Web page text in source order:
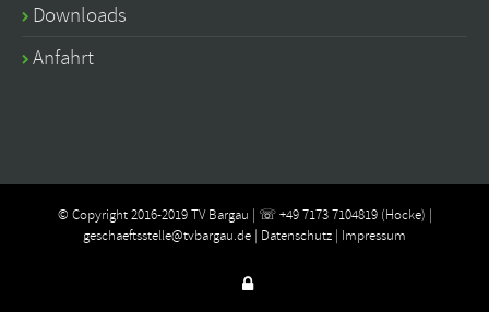
Downloads
Anfahrt
© Copyright 2016-2019 TV Bargau | ☏ +49 7173 7104819 (Hocke) |
geschaeftsstelle@tvbargau.de | Datenschutz | Impressum